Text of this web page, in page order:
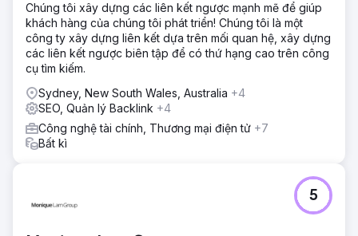
Chúng tôi xây dựng các liên kết ngược mạnh mẽ để giúp
khách hàng của chúng tôi phát triển! Chúng tôi là một
công ty xây dựng liên kết dựa trên mối quan hệ, xây dựng
các liên kết ngược biên tập để có thứ hạng cao trên công
cụ tìm kiếm.
Sydney, New South Wales, Australia +4
SEO, Quản lý Backlink +4
Công nghệ tài chính, Thương mại điện tử +7
Bất kì
5